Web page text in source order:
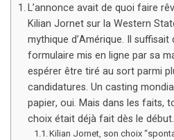
L’annonce avait de quoi faire
Kilian Jornet sur la Western
mythique d’Amérique. Il
formulaire mis en ligne par sa
espérer être tiré au sort parmi
candidatures. Un casting
papier, oui. Mais dans les faits,
choix était déjà fait dès le début.
Kilian Jornet, son choix